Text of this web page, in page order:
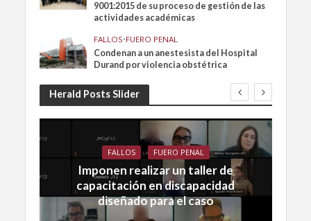
9001:2015 de su proceso de gestión de las
actividades académicas
FALLOS•FUERO PENAL
Condenan a un anestesista del Hospital
Durand por violencia obstétrica
Herald Posts Slider
FALLOS FUERO PENAL
Imponen realizar un taller de
capacitación en discapacidad
diseñado para el caso